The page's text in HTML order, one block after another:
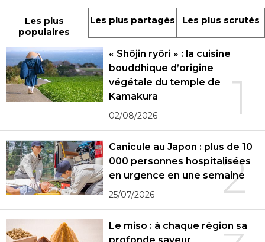
Les plus
populaires
Les plus partagés Les plus scrutés
1
« Shôjin ryôri » : la cuisine
bouddhique d’origine
végétale du temple de
Kamakura
02/08/2026
2
Canicule au Japon : plus de 10
000 personnes hospitalisées
en urgence en une semaine
25/07/2026
Le miso : à chaque région sa